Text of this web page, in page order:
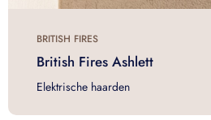
BRITISH FIRES
British Fires Ashlett
Elektrische haarden